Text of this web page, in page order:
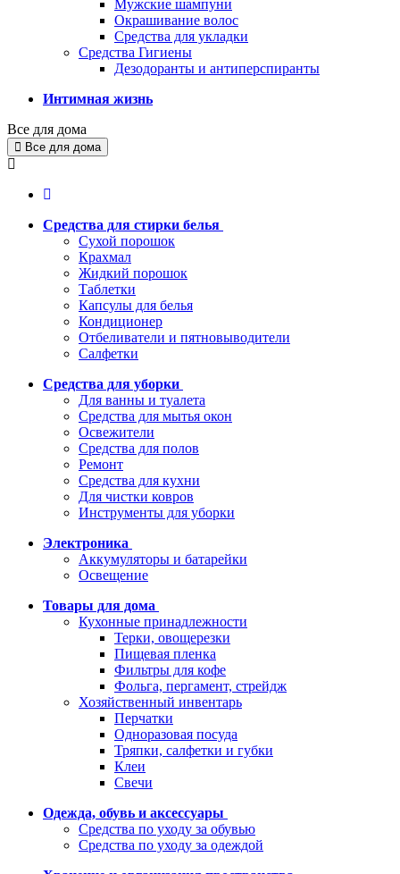
Мужские шампуни
Окрашивание волос
Средства для укладки
Средства Гигиены
Дезодоранты и антиперспиранты
Интимная жизнь
Все для дома
Все для дома
Средства для стирки белья
Сухой порошок
Крахмал
Жидкий порошок
Таблетки
Капсулы для белья
Кондиционер
Отбеливатели и пятновыводители
Салфетки
Средства для уборки
Для ванны и туалета
Средства для мытья окон
Освежители
Средства для полов
Ремонт
Средства для кухни
Для чистки ковров
Инструменты для уборки
Электроника
Аккумуляторы и батарейки
Освещение
Товары для дома
Кухонные принадлежности
Терки, овощерезки
Пищевая пленка
Фильтры для кофе
Фольга, пергамент, стрейдж
Хозяйственный инвентарь
Перчатки
Одноразовая посуда
Тряпки, салфетки и губки
Клеи
Свечи
Одежда, обувь и аксессуары
Средства по уходу за обувью
Средства по уходу за одеждой